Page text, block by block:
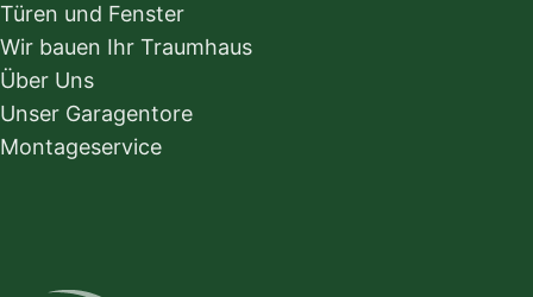
Türen und Fenster
Wir bauen Ihr Traumhaus
Über Uns
Unser Garagentore
Montageservice